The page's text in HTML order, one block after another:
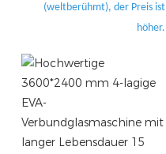
(weltberühmt), der Preis ist
höher.